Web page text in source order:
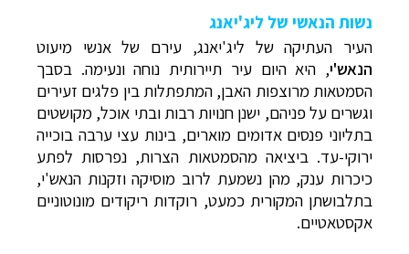
נשות הנאשי של ליג'יאנג
העיר העתיקה של ליג'יאנג, עירם של אנשי מיעוט
הנאש'י, היא היום עיר תיירותית נוחה ונעימה. בסבך
הסמטאות מרוצפות האבן, המתפתלות בין פלגים זעירים
וגשרים על פניהם, ישנן חנויות רבות ובתי אוכל, מקושטים
בתליוני פנסים אדומים מוארים, בינות עצי ערבה בוכייה
ירוקי-עד. ביציאה מהסמטאות הצרות, נפרסות לפתע
כיכרות ענק, מהן נשמעת לרוב מוסיקה וזקנות הנאש'י,
בתלבושתן המקורית כמעט, רוקדות ריקודים מונוטוניים
אקסטאטיים.